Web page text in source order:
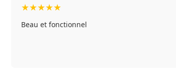
★★★★★
Beau et fonctionnel